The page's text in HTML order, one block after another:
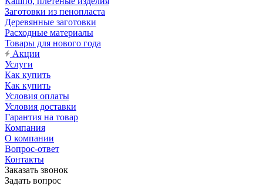
Заготовки из пенопласта
Деревянные заготовки
Расходные материалы
Товары для нового года
Акции
Услуги
Как купить
Как купить
Условия оплаты
Условия доставки
Гарантия на товар
Компания
О компании
Вопрос-ответ
Контакты
Заказать звонок
Задать вопрос